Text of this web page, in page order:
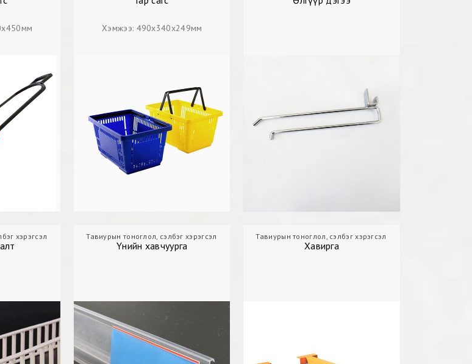
Хэмжээ: 490х340х249мм
хэрэгсэл Барааны хаалт
Тавиурын тоноглол, сэлбэг хэрэгсэл Үнийн хавчуурга
Үнийн хавчуурга
Тавиурын тоноглол, сэлбэг хэрэгсэл
Хавирга